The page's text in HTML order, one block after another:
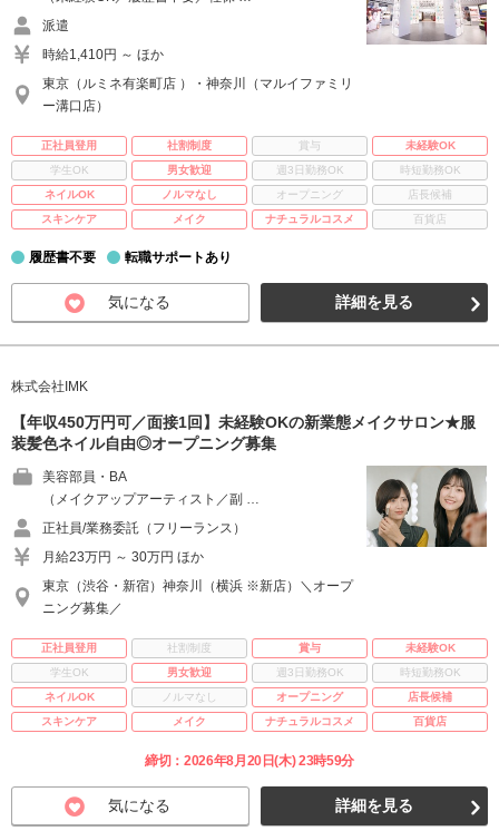
派遣
時給1,410円 ～ ほか
東京（ルミネ有楽町店 ）・神奈川（マルイファミリ
ー溝口店）
正社員登用 社割制度 賞与
未経験OK
学生OK
男女歓迎 週3日勤務OK
時短勤務OK
ネイルOK
ノルマなし オープニング
店長候補
スキンケア
メイク ナチュラルコスメ 百貨店
履歴書不要 転職サポートあり
気になる 詳細を見る
株式会社IMK
【年収450万円可／面接1回】未経験OKの新業態メイクサロン★服
装髪色ネイル自由◎オープニング募集
美容部員・BA
（メイクアップアーティスト／副 …
正社員/業務委託（フリーランス）
月給23万円 ～ 30万円 ほか
東京（渋谷・新宿）神奈川（横浜 ※新店）＼オープ
ニング募集／
正社員登用 社割制度 賞与
未経験OK
学生OK
男女歓迎 週3日勤務OK
時短勤務OK
ネイルOK
ノルマなし オープニング
店長候補
スキンケア
メイク ナチュラルコスメ 百貨店
締切：2026年8月20日(木) 23時59分
気になる 詳細を見る